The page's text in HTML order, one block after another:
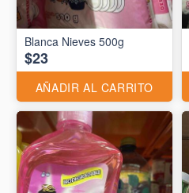
Blanca Nieves 500g
$23
AÑADIR AL CARRITO